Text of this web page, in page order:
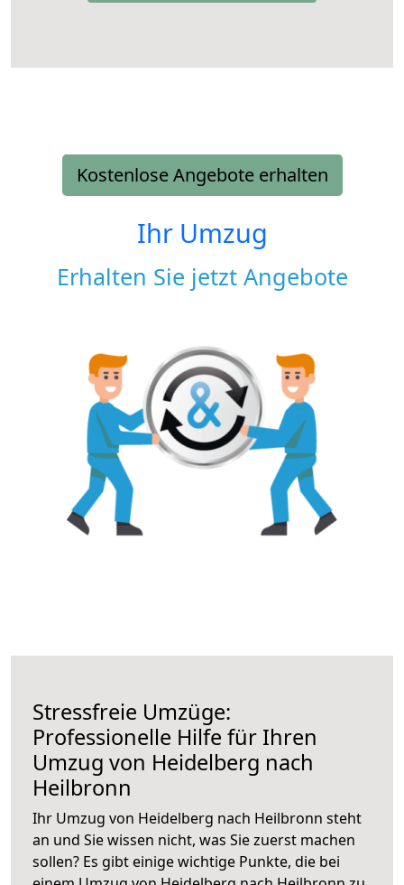
Kostenlose Angebote erhalten
Ihr Umzug
Erhalten Sie jetzt Angebote
Stressfreie Umzüge:
Professionelle Hilfe für Ihren
Umzug von Heidelberg nach
Heilbronn
Ihr Umzug von Heidelberg nach Heilbronn steht
an und Sie wissen nicht, was Sie zuerst machen
sollen? Es gibt einige wichtige Punkte, die bei